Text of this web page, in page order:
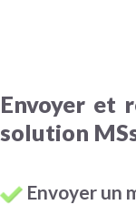
Envoyer et
solution
Envoyer un